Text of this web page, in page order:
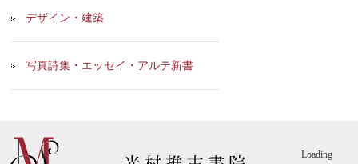
デザイン・建築
写真詩集・エッセイ・アルテ新書
Loading